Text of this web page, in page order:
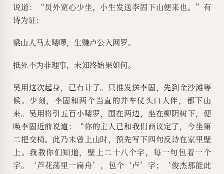
说道：“员外宽心少坐，小生发送李固下山便来也。”有
诗为证：
梁山人马太喽啰，生赚卢公入网罗。
抵死不为非理事，未知终始果如何。
吴用这次起身，已有计了。只推发送李固，先到金沙滩等
候。少刻，李固和两个当直的并车仗头口人伴，都下山
来。吴用将引五百小喽罗，围在两边，坐在柳阴树下，便
唤李固近前说道：“你的主人已和我们商议定了，今坐第
二把交椅。此乃未曾上山时，预先写下四句反诗在家里壁
上。我教你们知道，壁上二十八个字，每一句包着一个
字。‘芦花荡里一扁舟’，包个‘卢’字；‘俊杰那能此